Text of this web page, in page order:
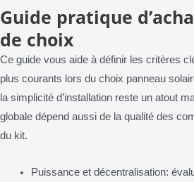
Guide pratique
de choix
Ce guide vous aide à définir les critères
plus courants lors du choix panneau
la simplicité d’installation reste un atout
globale dépend aussi de la qualité des
du kit.
Puissance et décentralisation: